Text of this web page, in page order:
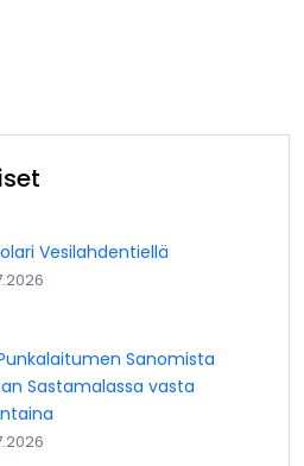
Vesilahdentiellä
Sanomista
Sastamalassa vasta